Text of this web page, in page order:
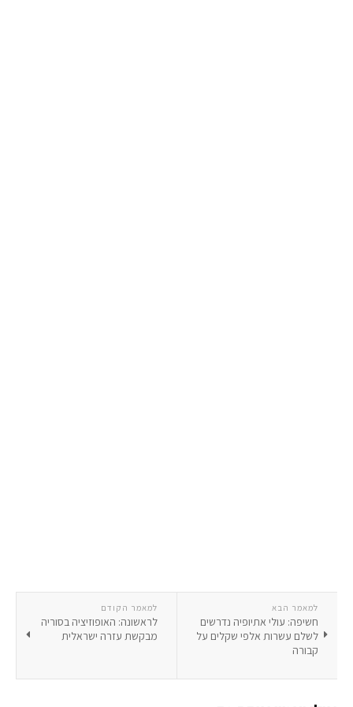
למאמר הקודם
לראשונה: האופוזיציה בסוריה
מבקשת עזרה ישראלית
למאמר הבא
חשיפה: עולי אתיופיה נדרשים
לשלם עשרות אלפי שקלים על
קבורה